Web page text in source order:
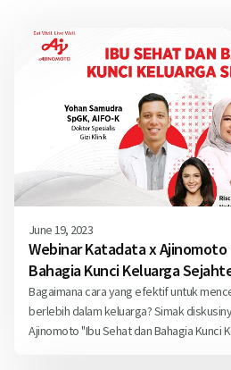
June 19, 2023
Webinar Katadata x
Bahagia Kunci Keluarga
Bagaimana cara yang efektif untuk
berlebih dalam keluarga? Simak
Ajinomoto "Ibu Sehat dan Bahagia Kunci